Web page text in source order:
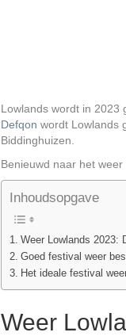
Lowlands wordt in 2023
Defqon wordt Lowlands
Biddinghuizen.
Benieuwd naar het
Inhoudsopgave
Weer Lowlands 2023:
Goed festival weer
Het ideale festival
Weer